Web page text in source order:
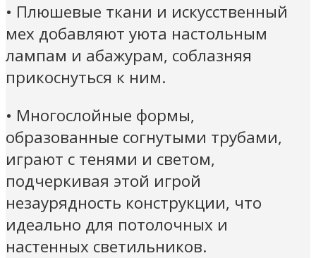
• Плюшевые ткани и искусственный
мех добавляют уюта настольным
лампам и абажурам, соблазняя
прикоснуться к ним.
• Многослойные формы,
образованные согнутыми трубами,
играют с тенями и светом,
подчеркивая этой игрой
незаурядность конструкции, что
идеально для потолочных и
настенных светильников.